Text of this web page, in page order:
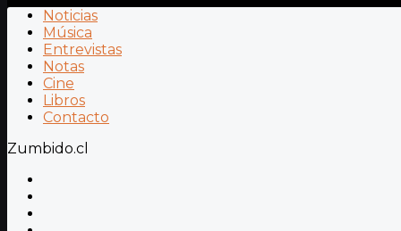
Noticias
Música
Entrevistas
Notas
Cine
Libros
Contacto
Zumbido.cl